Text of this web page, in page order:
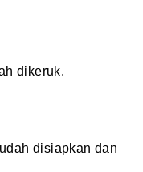
dikeruk.
disiapkan dan